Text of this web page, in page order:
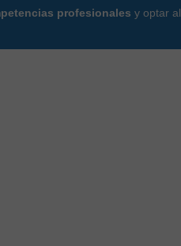
profesionales y optar al